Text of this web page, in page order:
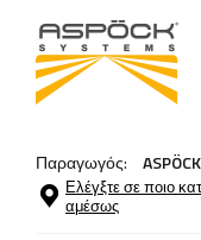
Παραγωγός: ASPÖCK
Ελέγξτε σε ποιο
αμέσως